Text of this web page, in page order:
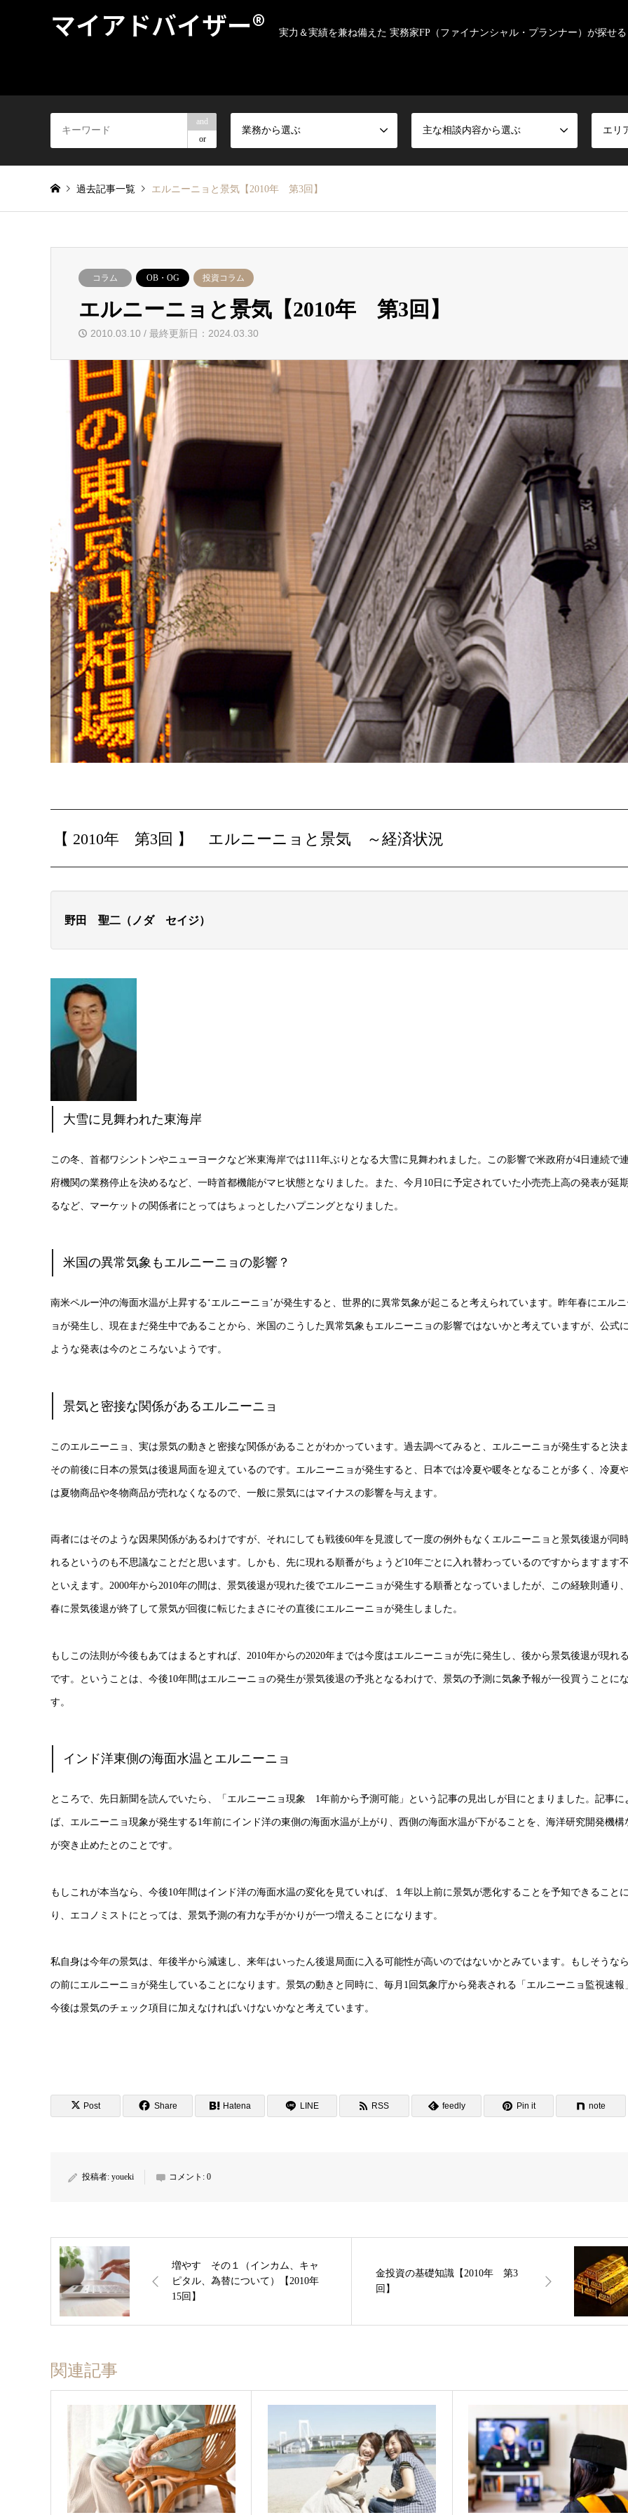
マイアドバイザー® 実力＆実績を兼ね備えた 実務家FP（ファイナンシャル・プランナー）が探せる
and
or
業務から選ぶ 主な相談内容から選ぶ エリ
過去記事一覧 エルニーニョと景気【2010年 第3回】
コラム OB・OG 投資コラム
エルニーニョと景気【2010年 第3回】
2010.03.10 / 最終更新日：2024.03.30
【 2010年 第3回 】 エルニーニョと景気 ～経済状況
野田 聖二（ノダ セイジ）
大雪に見舞われた東海岸
この冬、首都ワシントンやニューヨークなど米東海岸では111年ぶりとなる大雪に見舞われました。この影響で米政府が4日連続で
府機関の業務停止を決めるなど、一時首都機能がマヒ状態となりました。また、今月10日に予定されていた小売売上高の発表が延
るなど、マーケットの関係者にとってはちょっとしたハプニングとなりました。
米国の異常気象もエルニーニョの影響？
南米ペルー沖の海面水温が上昇する‘エルニーニョ’が発生すると、世界的に異常気象が起こると考えられています。昨年春にエルニ
ョが発生し、現在まだ発生中であることから、米国のこうした異常気象もエルニーニョの影響ではないかと考えていますが、公式
ような発表は今のところないようです。
景気と密接な関係があるエルニーニョ
このエルニーニョ、実は景気の動きと密接な関係があることがわかっています。過去調べてみると、エルニーニョが発生すると決
その前後に日本の景気は後退局面を迎えているのです。エルニーニョが発生すると、日本では冷夏や暖冬となることが多く、冷夏
は夏物商品や冬物商品が売れなくなるので、一般に景気にはマイナスの影響を与えます。
両者にはそのような因果関係があるわけですが、それにしても戦後60年を見渡して一度の例外もなくエルニーニョと景気後退が同
れるというのも不思議なことだと思います。しかも、先に現れる順番がちょうど10年ごとに入れ替わっているのですからますます
といえます。2000年から2010年の間は、景気後退が現れた後でエルニーニョが発生する順番となっていましたが、この経験則通り
春に景気後退が終了して景気が回復に転じたまさにその直後にエルニーニョが発生しました。
もしこの法則が今後もあてはまるとすれば、2010年からの2020年までは今度はエルニーニョが先に発生し、後から景気後退が現れ
です。ということは、今後10年間はエルニーニョの発生が景気後退の予兆となるわけで、景気の予測に気象予報が一役買うことに
す。
インド洋東側の海面水温とエルニーニョ
ところで、先日新聞を読んでいたら、「エルニーニョ現象 1年前から予測可能」という記事の見出しが目にとまりました。記事に
ば、エルニーニョ現象が発生する1年前にインド洋の東側の海面水温が上がり、西側の海面水温が下がることを、海洋研究開発機構
が突き止めたとのことです。
もしこれが本当なら、今後10年間はインド洋の海面水温の変化を見ていれば、１年以上前に景気が悪化することを予知できること
り、エコノミストにとっては、景気予測の有力な手がかりが一つ増えることになります。
私自身は今年の景気は、年後半から減速し、来年はいったん後退局面に入る可能性が高いのではないかとみています。もしそうな
の前にエルニーニョが発生していることになります。景気の動きと同時に、毎月1回気象庁から発表される「エルニーニョ監視速報
今後は景気のチェック項目に加えなければいけないかなと考えています。
Post Share Hatena LINE RSS feedly Pin it note
投稿者: youeki コメント: 0
増やす その１（インカム、キャ
ピタル、為替について）【2010年
15回】
金投資の基礎知識【2010年 第3
回】
関連記事